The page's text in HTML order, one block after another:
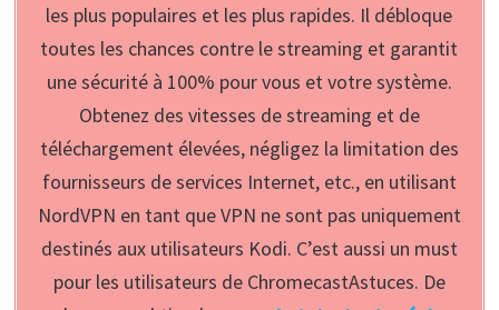
les plus populaires et les plus rapides. Il débloque
toutes les chances contre le streaming et garantit
une sécurité à 100% pour vous et votre système.
Obtenez des vitesses de streaming et de
téléchargement élevées, négligez la limitation des
fournisseurs de services Internet, etc., en utilisant
NordVPN en tant que VPN ne sont pas uniquement
destinés aux utilisateurs Kodi. C’est aussi un must
pour les utilisateurs de ChromecastAstuces. De